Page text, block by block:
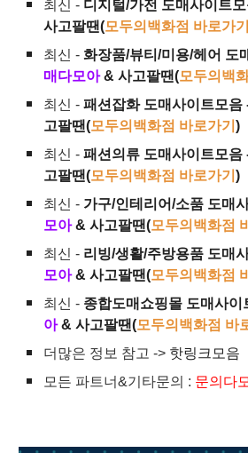
최신 - 디지털/가전 도매사이트
사고팔땐(모두의백화점 바로가
최신 -화장품/뷰티/미용/헤어 도
매다모아 & 사고팔땐(모두의백
최신 -패션잡화 도매사이트모음
고팔땐(모두의백화점 바로가기)
최신 -패션의류 도매사이트모음
고팔땐(모두의백화점 바로가기)
최신 - 가구/인테리어/소품 도매
모아 & 사고팔땐(모두의백화점
최신 - 리빙/생활/주방용품 도매
모아 & 사고팔땐(모두의백화점
최신 - 종합도매쇼핑몰 도매사이
아 & 사고팔땐(모두의백화점 바
더많은 정보 참고 -> 핫링크모음
모든 파트너&기타문의 : 문의다